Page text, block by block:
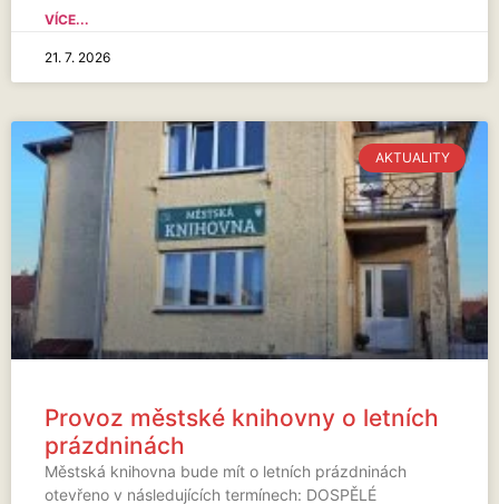
VÍCE...
21. 7. 2026
AKTUALITY
Provoz městské knihovny o letních
prázdninách
Městská knihovna bude mít o letních prázdninách
otevřeno v následujících termínech: DOSPĚLÉ